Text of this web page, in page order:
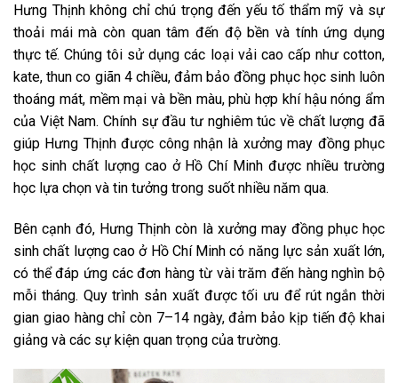
Hưng Thịnh không chỉ chú trọng đến yếu tố thẩm mỹ và sự
thoải mái mà còn quan tâm đến độ bền và tính ứng dụng
thực tế. Chúng tôi sử dụng các loại vải cao cấp như cotton,
kate, thun co giãn 4 chiều, đảm bảo đồng phục học sinh luôn
thoáng mát, mềm mại và bền màu, phù hợp khí hậu nóng ẩm
của Việt Nam. Chính sự đầu tư nghiêm túc về chất lượng đã
giúp Hưng Thịnh được công nhận là xưởng may đồng phục
học sinh chất lượng cao ở Hồ Chí Minh được nhiều trường
học lựa chọn và tin tưởng trong suốt nhiều năm qua.
Bên cạnh đó, Hưng Thịnh còn là xưởng may đồng phục học
sinh chất lượng cao ở Hồ Chí Minh có năng lực sản xuất lớn,
có thể đáp ứng các đơn hàng từ vài trăm đến hàng nghìn bộ
mỗi tháng. Quy trình sản xuất được tối ưu để rút ngắn thời
gian giao hàng chỉ còn 7–14 ngày, đảm bảo kịp tiến độ khai
giảng và các sự kiện quan trọng của trường.